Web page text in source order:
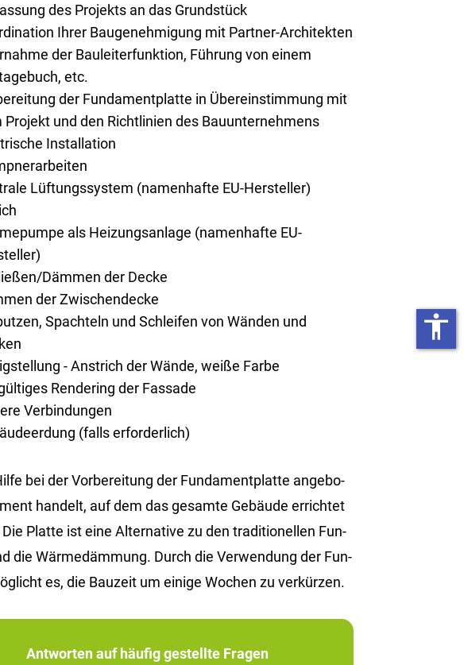
des Projekts an das Grundstück
Ihrer Baugenehmigung mit Partner-Architekten
der Bauleiterfunktion, Führung von einem
etc.
der Fundamentplatte in Übereinstimmung mit
Projekt und den Richtlinien des Bauunternehmens
Installation
Lüftungssystem (namenhafte EU-Hersteller)
als Heizungsanlage (namenhafte EU-
Dämmen der Decke
der Zwischendecke
Spachteln und Schleifen von Wänden und
- Anstrich der Wände, weiße Farbe
Rendering der Fassade
Verbindungen
(falls erforderlich)
bei der Vor­be­rei­tung der Fun­da­ment­plat­te an­ge­bo­
han­delt, auf dem das ge­sam­te Ge­bäu­de er­rich­tet
Plat­te ist eine Al­ter­na­ti­ve zu den tra­di­tio­nel­len Fun­
die Wär­me­däm­mung. Durch die Ver­wen­dung der Fun­
es, die Bau­zeit um ei­ni­ge Wo­chen zu ver­kür­zen.
Antworten auf häufig gestellte Fragen
accessibility